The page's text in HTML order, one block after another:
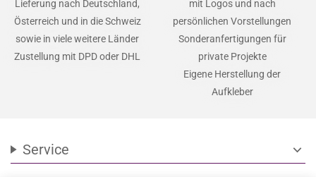
Lieferung nach Deutschland,
Österreich und in die Schweiz
sowie in viele weitere Länder
Zustellung mit DPD oder DHL
mit Logos und nach
persönlichen Vorstellungen
Sonderanfertigungen für
private Projekte
Eigene Herstellung der
Aufkleber
Service expand_more